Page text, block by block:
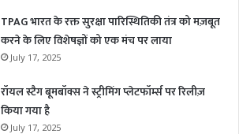
TPAG भारत के रक्त सुरक्षा पारिस्थितिकी तंत्र को मज़बूत
करने के लिए विशेषज्ञों को एक मंच पर लाया
July 17, 2025
रॉयल स्टैग बूमबॉक्स ने स्ट्रीमिंग प्लेटफॉर्म्स पर रिलीज़
किया गया है
July 17, 2025